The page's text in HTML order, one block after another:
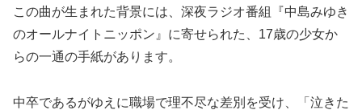
この曲が生まれた背景には、深夜ラジオ番組『中島みゆき
のオールナイトニッポン』に寄せられた、17歳の少女か
らの一通の手紙があります。
中卒であるがゆえに職場で理不尽な差別を受け、「泣きた